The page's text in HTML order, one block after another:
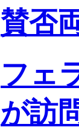
賛否
フェ
が訪